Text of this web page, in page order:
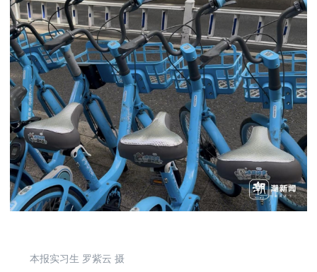
本报实习生 罗紫云 摄